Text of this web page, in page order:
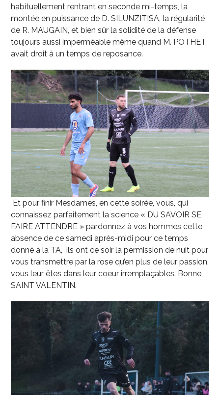
habituellement rentrant en seconde mi-temps, la
montée en puissance de D. SILUNZITISA, la régularité
de R. MAUGAIN, et bien sûr la solidité de la défense
toujours aussi imperméable même quand M. POTHET
avait droit à un temps de reposance.
Et pour finir Mesdames, en cette soirée, vous, qui
connaissez parfaitement la science « DU SAVOIR SE
FAIRE ATTENDRE » pardonnez à vos hommes cette
absence de ce samedi après-midi pour ce temps
donné à la TA, ils ont ce soir la permission de nuit pour
vous transmettre par la rose qu’en plus de leur passion,
vous leur êtes dans leur coeur irremplaçables. Bonne
SAINT VALENTIN.